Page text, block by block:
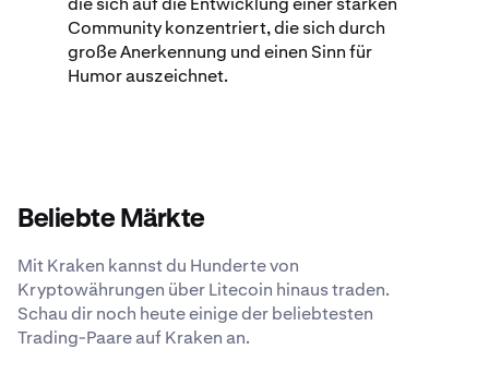
Community konzentriert, die sich durch
große Anerkennung und einen Sinn für
Humor auszeichnet.
Beliebte Märkte
Mit Kraken kannst du Hunderte von
Kryptowährungen über Litecoin hinaus traden.
Schau dir noch heute einige der beliebtesten
Trading-Paare auf Kraken an.